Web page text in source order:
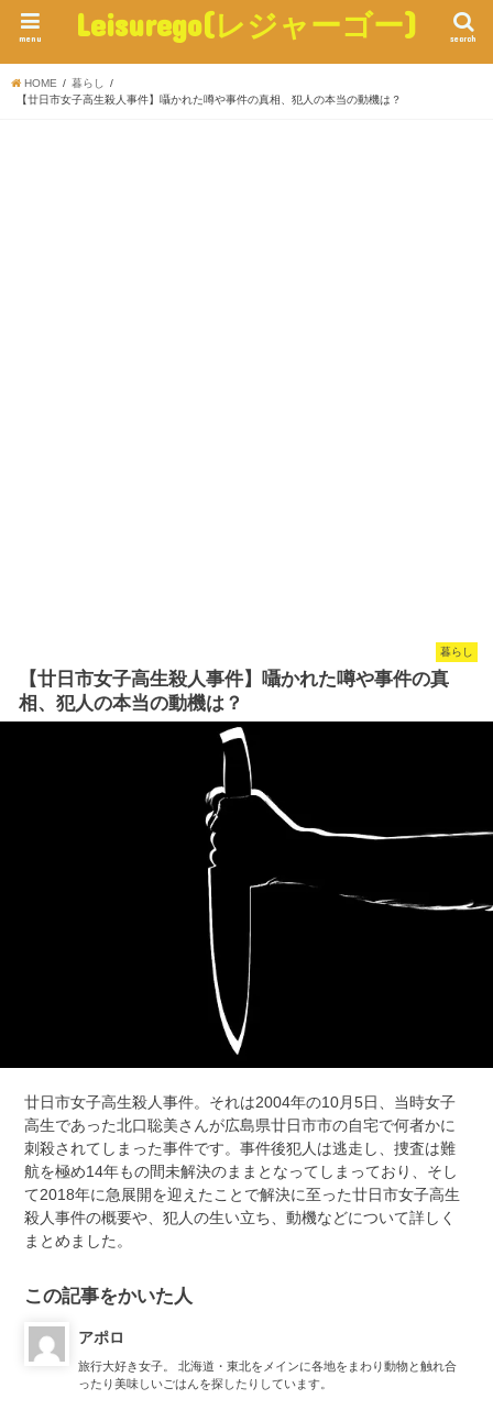
Leisurego(レジャーゴー) search
menu
HOME
暮らし
【廿日市女子高生殺人事件】囁かれた噂や事件の真相、犯人の本当の動機は？
暮らし
【廿日市女子高生殺人事件】囁かれた噂や事件の真
相、犯人の本当の動機は？
廿日市女子高生殺人事件。それは2004年の10月5日、当時女子
高生であった北口聡美さんが広島県廿日市市の自宅で何者かに
刺殺されてしまった事件です。事件後犯人は逃走し、捜査は難
航を極め14年もの間未解決のままとなってしまっており、そし
て2018年に急展開を迎えたことで解決に至った廿日市女子高生
殺人事件の概要や、犯人の生い立ち、動機などについて詳しく
まとめました。
この記事をかいた人
アポロ
旅行大好き女子。 北海道・東北をメインに各地をまわり動物と触れ合
ったり美味しいごはんを探したりしています。